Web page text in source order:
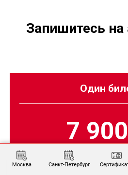
Москва Санкт-Петербург
Запишитесь на
Один
7